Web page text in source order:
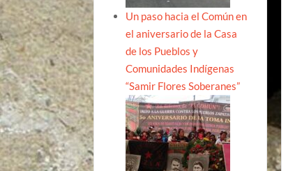
Un paso hacia el Común en
el aniversario de la Casa
de los Pueblos y
Comunidades Indígenas
“Samir Flores Soberanes”